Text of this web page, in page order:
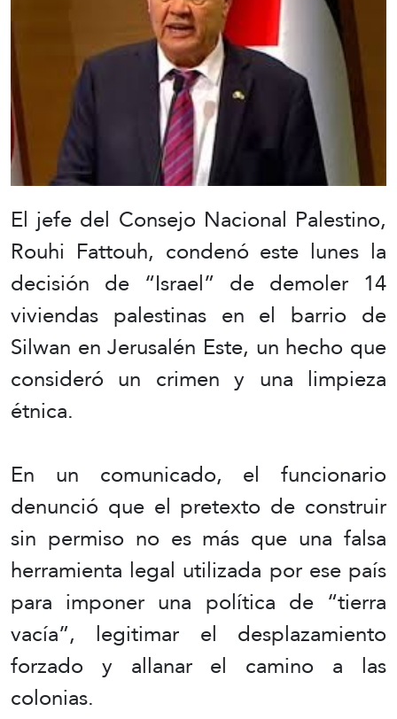
El jefe del Consejo Nacional Palestino,
Rouhi Fattouh, condenó este lunes la
decisión de “Israel” de demoler 14
viviendas palestinas en el barrio de
Silwan en Jerusalén Este, un hecho que
consideró un crimen y una limpieza
étnica.
En un comunicado, el funcionario
denunció que el pretexto de construir
sin permiso no es más que una falsa
herramienta legal utilizada por ese país
para imponer una política de “tierra
vacía”, legitimar el desplazamiento
forzado y allanar el camino a las
colonias.